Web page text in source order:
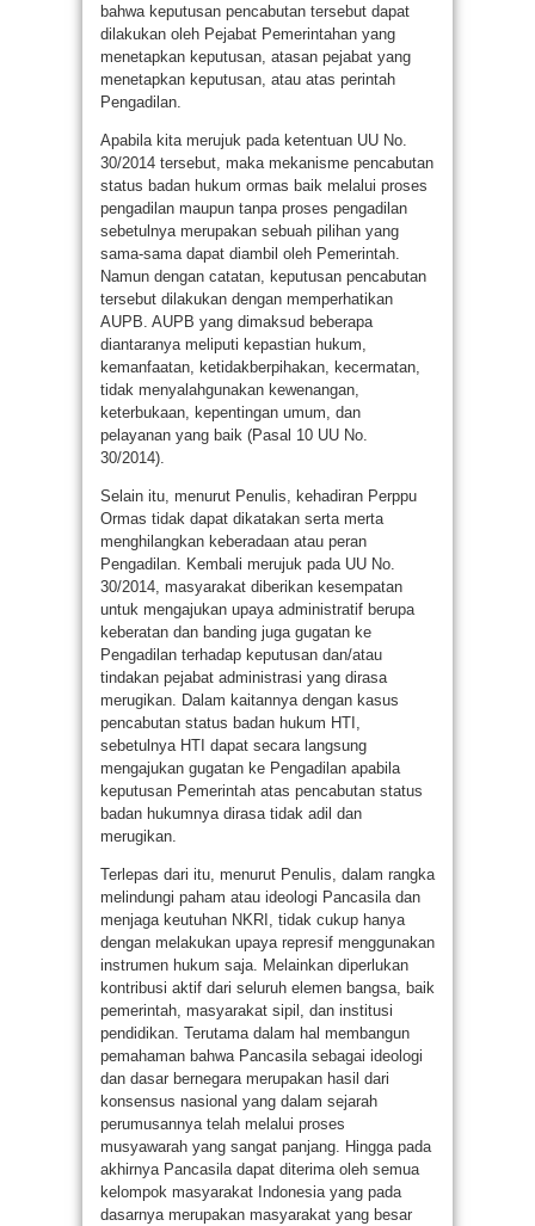
bahwa keputusan pencabutan tersebut dapat
dilakukan oleh Pejabat Pemerintahan yang
menetapkan keputusan, atasan pejabat yang
menetapkan keputusan, atau atas perintah
Pengadilan.
Apabila kita merujuk pada ketentuan UU No.
30/2014 tersebut, maka mekanisme pencabutan
status badan hukum ormas baik melalui proses
pengadilan maupun tanpa proses pengadilan
sebetulnya merupakan sebuah pilihan yang
sama-sama dapat diambil oleh Pemerintah.
Namun dengan catatan, keputusan pencabutan
tersebut dilakukan dengan memperhatikan
AUPB. AUPB yang dimaksud beberapa
diantaranya meliputi kepastian hukum,
kemanfaatan, ketidakberpihakan, kecermatan,
tidak menyalahgunakan kewenangan,
keterbukaan, kepentingan umum, dan
pelayanan yang baik (Pasal 10 UU No.
30/2014).
Selain itu, menurut Penulis, kehadiran Perppu
Ormas tidak dapat dikatakan serta merta
menghilangkan keberadaan atau peran
Pengadilan. Kembali merujuk pada UU No.
30/2014, masyarakat diberikan kesempatan
untuk mengajukan upaya administratif berupa
keberatan dan banding juga gugatan ke
Pengadilan terhadap keputusan dan/atau
tindakan pejabat administrasi yang dirasa
merugikan. Dalam kaitannya dengan kasus
pencabutan status badan hukum HTI,
sebetulnya HTI dapat secara langsung
mengajukan gugatan ke Pengadilan apabila
keputusan Pemerintah atas pencabutan status
badan hukumnya dirasa tidak adil dan
merugikan.
Terlepas dari itu, menurut Penulis, dalam rangka
melindungi paham atau ideologi Pancasila dan
menjaga keutuhan NKRI, tidak cukup hanya
dengan melakukan upaya represif menggunakan
instrumen hukum saja. Melainkan diperlukan
kontribusi aktif dari seluruh elemen bangsa, baik
pemerintah, masyarakat sipil, dan institusi
pendidikan. Terutama dalam hal membangun
pemahaman bahwa Pancasila sebagai ideologi
dan dasar bernegara merupakan hasil dari
konsensus nasional yang dalam sejarah
perumusannya telah melalui proses
musyawarah yang sangat panjang. Hingga pada
akhirnya Pancasila dapat diterima oleh semua
kelompok masyarakat Indonesia yang pada
dasarnya merupakan masyarakat yang besar